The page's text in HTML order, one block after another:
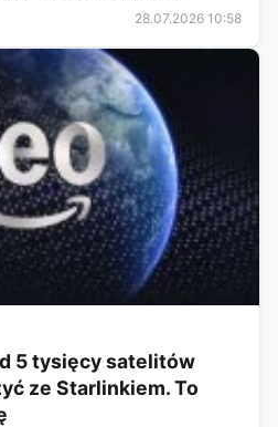
Juliana Alvareza zdaje się być
28.07.2026 10:58
5 tysięcy satelitów
ze Starlinkiem. To